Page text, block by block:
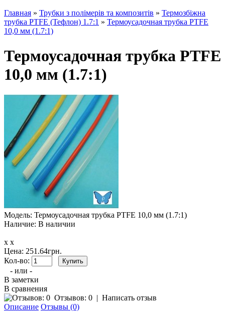
Главная » Трубки з полімерів та композитів » Термозбіжна
трубка PTFE (Тефлон) 1.7:1 » Термоусадочная трубка PTFE
10,0 мм (1.7:1)
Термоусадочная трубка PTFE
10,0 мм (1.7:1)
Модель: Термоусадочная трубка PTFE 10,0 мм (1.7:1)
Наличие: В наличии
x x
Цена: 251.64грн.
Кол-во:
- или -
В заметки
В сравнения
Отзывов: 0 | Написать отзыв
Описание Отзывы (0)